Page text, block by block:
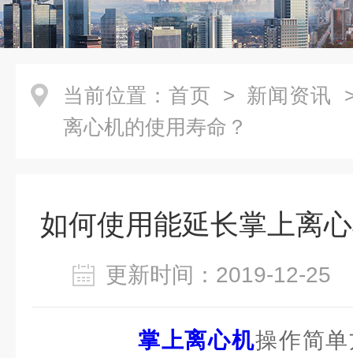
当前位置： 首页 > 新闻资讯
离心机的使用寿命？
如何使用能延长掌上离
更新时间：2019-12-
掌上离心机操作简